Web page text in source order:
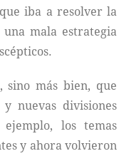
iba a resolver la
mala estrategia
sino más bien, que
nuevas divisiones
los temas
y ahora volvieron